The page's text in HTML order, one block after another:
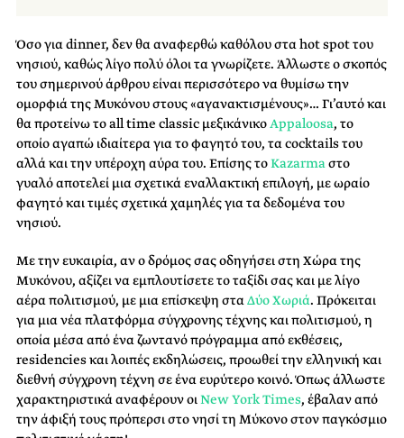
Όσο για dinner, δεν θα αναφερθώ καθόλου στα hot spot του
νησιού, καθώς λίγο πολύ όλοι τα γνωρίζετε. Άλλωστε ο σκοπός
του σημερινού άρθρου είναι περισσότερο να θυμίσω την
ομορφιά της Μυκόνου στους «αγανακτισμένους»… Γι’αυτό και
θα προτείνω το all time classic μεξικάνικοAppaloosa, το
οποίο αγαπώ ιδιαίτερα για το φαγητό του, τα cocktails του
αλλά και την υπέροχη αύρα του. Επίσης τοKazarmaστο
γυαλό αποτελεί μια σχετικά εναλλακτική επιλογή, με ωραίο
φαγητό και τιμές σχετικά χαμηλές για τα δεδομένα του
νησιού.
Με την ευκαιρία, αν ο δρόμος σας οδηγήσει στη Χώρα της
Μυκόνου, αξίζει να εμπλουτίσετε το ταξίδι σας και με λίγο
αέρα πολιτισμού, με μια επίσκεψη σταΔύο Χωριά. Πρόκειται
για μια νέα πλατφόρμα σύγχρονης τέχνης και πολιτισμού, η
οποία μέσα από ένα ζωντανό πρόγραμμα από εκθέσεις,
residencies και λοιπές εκδηλώσεις, προωθεί την ελληνική και
διεθνή σύγχρονη τέχνη σε ένα ευρύτερο κοινό. Όπως άλλωστε
χαρακτηριστικά αναφέρουν οιNew York Times, έβαλαν από
την άφιξή τους πρόπερσι στο νησί τη Μύκονο στον παγκόσμιο